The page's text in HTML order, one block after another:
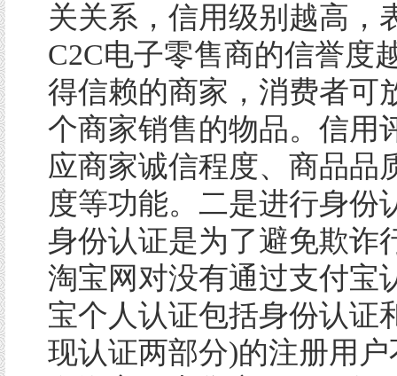
关关系，信用级别越高，
C2C电子零售商的信誉度
得信赖的商家，消费者可
个商家销售的物品。信用
应商家诚信程度、商品品
度等功能。二是进行身份
身份认证是为了避免欺诈
淘宝网对没有通过支付宝
宝个人认证包括身份认证
现认证两部分)的注册用